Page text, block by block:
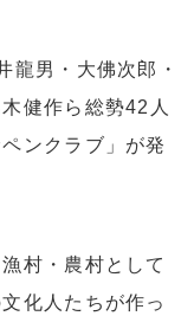
龍男・大佛次郎・
健作ら総勢42人
ンクラブ」が発
村・農村として
化人たちが作っ